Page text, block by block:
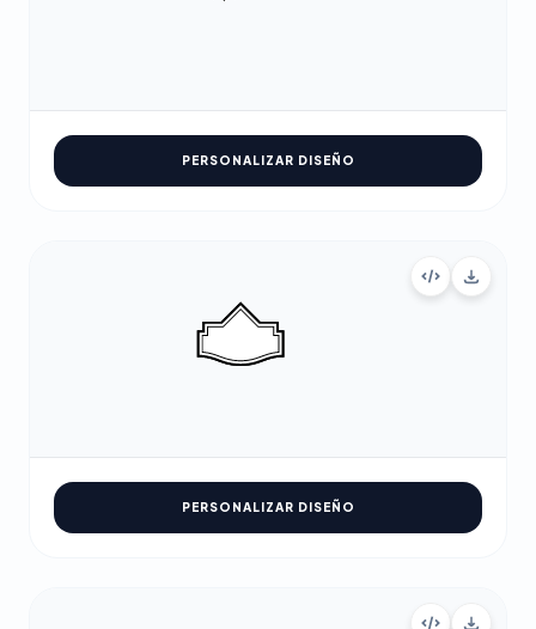
PERSONALIZAR DISEÑO
PERSONALIZAR DISEÑO